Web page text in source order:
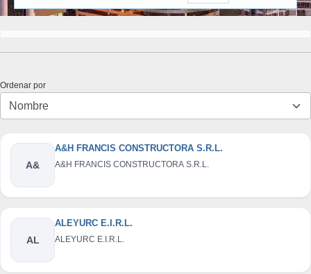
Ordenar por
A&
A&H FRANCIS CONSTRUCTORA S.R.L.
A&H FRANCIS CONSTRUCTORA S.R.L.
AL
ALEYURC E.I.R.L.
ALEYURC E.I.R.L.